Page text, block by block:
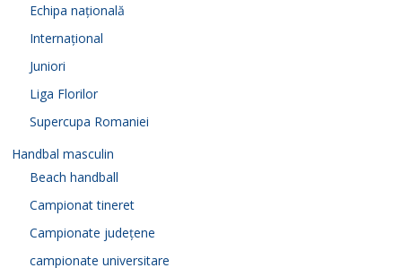
Echipa națională
Internațional
Juniori
Liga Florilor
Supercupa Romaniei
Handbal masculin
Beach handball
Campionat tineret
Campionate județene
campionate universitare